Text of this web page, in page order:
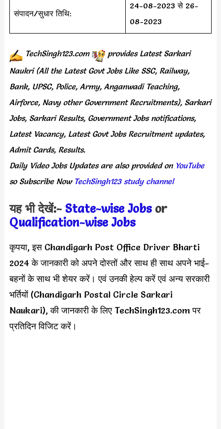
संपादन/सुधार तिथि:
24-08-2023 से 26-
08-2023
TechSingh123.com provides Latest Sarkari
Naukri (All the Latest Govt Jobs Like SSC, Railway,
Bank, UPSC, Police, Army, Anganwadi Teaching,
Airforce, Navy other Government Recruitments), Sarkari
Jobs, Sarkari Results, Government Jobs notifications,
Latest Vacancy, Latest Govt Jobs Recruitment updates,
Admit Cards, Results.
Daily Video Jobs Updates are also provided onYouTube
so Subscribe Now TechSingh123 study channel
यह भी देखें:- State-wise Jobs or
Qualification-wise Jobs
कृपया, इस Chandigarh Post Office Driver Bharti
2024 के जानकारी को अपने दोस्तों और साथ ही साथ अपने भाई-
बहनों के साथ भी शेयर करें। एवं उनकी हेल्प करें एवं अन्य सरकारी
भर्तियों (Chandigarh Postal Circle Sarkari
Naukari), की जानकारी के लिए TechSingh123.com पर
प्रतिदिन विजिट करें।